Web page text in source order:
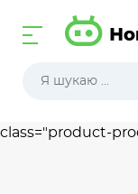
class="product-